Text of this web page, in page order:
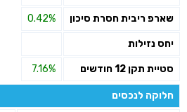
שארפ ריבית חסרת סיכון 0.42%
יחס נזילות
סטיית תקן 12 חודשים 7.16%
חלוקה לנכסים